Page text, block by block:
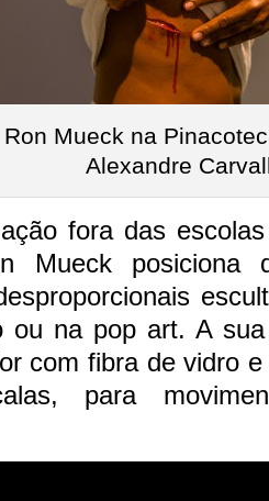
Mueck na
Alexandre
fora das
Mueck posiciona
ou na pop art. A
com fibra de vidro
para